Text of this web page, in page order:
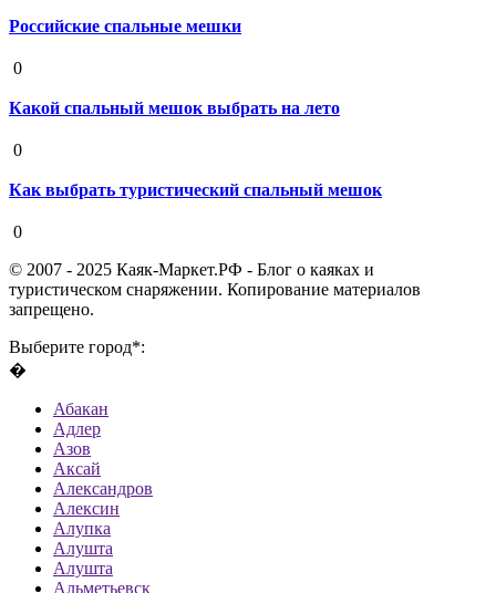
Российские спальные мешки
0
Какой спальный мешок выбрать на лето
0
Как выбрать туристический спальный мешок
0
© 2007 - 2025 Каяк-Маркет.РФ - Блог о каяках и
туристическом снаряжении. Копирование материалов
запрещено.
Выберите город*:
�
Абакан
Адлер
Азов
Аксай
Александров
Алексин
Алупка
Алушта
Алушта
Альметьевск